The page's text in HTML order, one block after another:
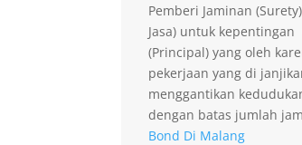
Pemberi Jaminan
Jasa) untuk
(Principal) yang oleh
pekerjaan yang di
menggantikan
dengan batas jumlah
Bond Di Malang